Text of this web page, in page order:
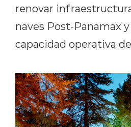
renovar
naves Post-Panamax
capacidad operativa